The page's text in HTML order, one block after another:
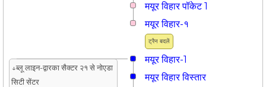
मयूर विहार पॉकेट 1
ट्रैन बदलें
मयूर विहार-१
मयूर विहार-1
↓ब्लू लाइन-द्वारका सैक्टर २१ से नोएडा
सिटी सेंटर
मयूर विहार विस्तार